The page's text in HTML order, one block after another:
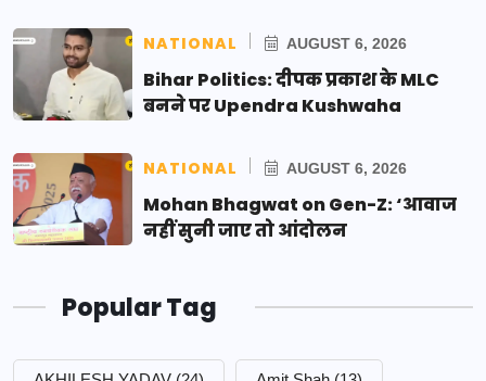
NATIONAL AUGUST 6, 2026
Bihar Politics: दीपक प्रकाश के MLC
बनने पर Upendra Kushwaha
NATIONAL AUGUST 6, 2026
Mohan Bhagwat on Gen-Z: ‘आवाज
नहीं सुनी जाए तो आंदोलन
Popular Tag